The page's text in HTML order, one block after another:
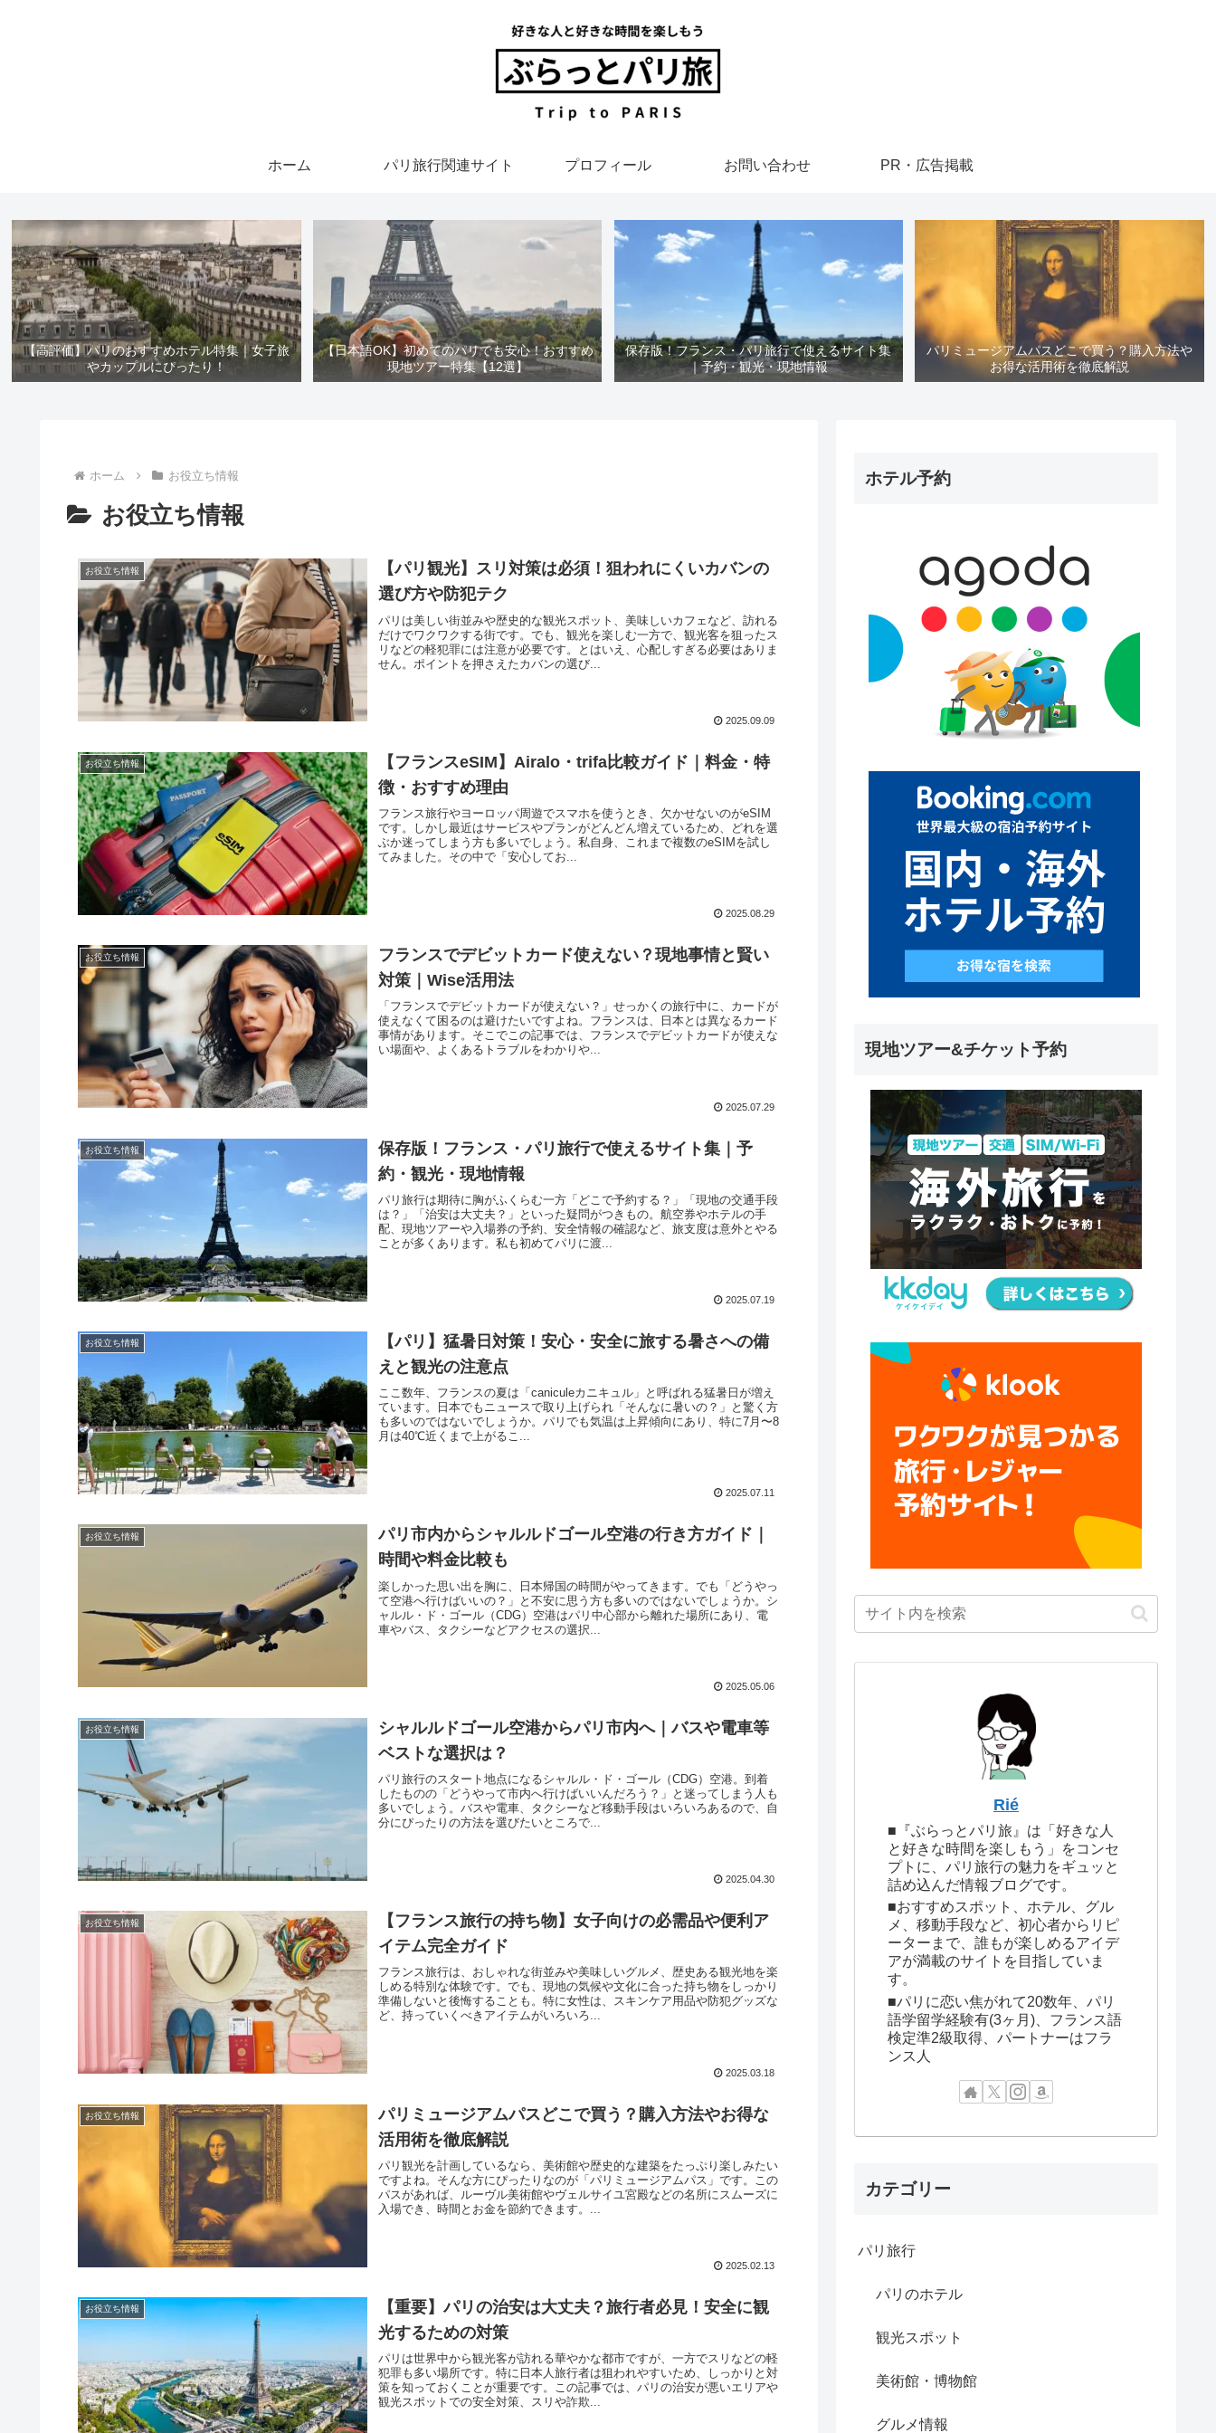
ホーム パリ旅行関連サイト プロフィール お問い合わせ PR・広告掲載
【高評価】パリのおすすめホテル特集｜女子旅
やカップルにぴったり！
【日本語OK】初めてのパリでも安心！おすすめ
現地ツアー特集【12選】
保存版！フランス・パリ旅行で使えるサイト集
｜予約・観光・現地情報
パリミュージアムパスどこで買う？購入方法や
お得な活用術を徹底解説
ホーム お役立ち情報
お役立ち情報
お役立ち情報
【パリ観光】スリ対策は必須！狙われにくいカバンの
選び方や防犯テク
パリは美しい街並みや歴史的な観光スポット、美味しいカフェなど、訪れる
だけでワクワクする街です。でも、観光を楽しむ一方で、観光客を狙ったス
リなどの軽犯罪には注意が必要です。とはいえ、心配しすぎる必要はありま
せん。ポイントを押さえたカバンの選び...
2025.09.09
お役立ち情報
【フランスeSIM】Airalo・trifa比較ガイド｜料金・特
徴・おすすめ理由
フランス旅行やヨーロッパ周遊でスマホを使うとき、欠かせないのがeSIM
です。しかし最近はサービスやプランがどんどん増えているため、どれを選
ぶか迷ってしまう方も多いでしょう。私自身、これまで複数のeSIMを試し
てみました。その中で「安心してお...
2025.08.29
お役立ち情報
フランスでデビットカード使えない？現地事情と賢い
対策｜Wise活用法
「フランスでデビットカードが使えない？」せっかくの旅行中に、カードが
使えなくて困るのは避けたいですよね。フランスは、日本とは異なるカード
事情があります。そこでこの記事では、フランスでデビットカードが使えな
い場面や、よくあるトラブルをわかりや...
2025.07.29
お役立ち情報
保存版！フランス・パリ旅行で使えるサイト集｜予
約・観光・現地情報
パリ旅行は期待に胸がふくらむ一方「どこで予約する？」「現地の交通手段
は？」「治安は大丈夫？」といった疑問がつきもの。航空券やホテルの手
配、現地ツアーや入場券の予約、安全情報の確認など、旅支度は意外とやる
ことが多くあります。私も初めてパリに渡...
2025.07.19
お役立ち情報
【パリ】猛暑日対策！安心・安全に旅する暑さへの備
えと観光の注意点
ここ数年、フランスの夏は「caniculeカニキュル」と呼ばれる猛暑日が増え
ています。日本でもニュースで取り上げられ「そんなに暑いの？」と驚く方
も多いのではないでしょうか。パリでも気温は上昇傾向にあり、特に7月〜8
月は40℃近くまで上がるこ...
2025.07.11
お役立ち情報
パリ市内からシャルルドゴール空港の行き方ガイド｜
時間や料金比較も
楽しかった思い出を胸に、日本帰国の時間がやってきます。でも「どうやっ
て空港へ行けばいいの？」と不安に思う方も多いのではないでしょうか。シ
ャルル・ド・ゴール（CDG）空港はパリ中心部から離れた場所にあり、電
車やバス、タクシーなどアクセスの選択...
2025.05.06
お役立ち情報
シャルルドゴール空港からパリ市内へ｜バスや電車等
ベストな選択は？
パリ旅行のスタート地点になるシャルル・ド・ゴール（CDG）空港。到着
したものの「どうやって市内へ行けばいいんだろう？」と迷ってしまう人も
多いでしょう。バスや電車、タクシーなど移動手段はいろいろあるので、自
分にぴったりの方法を選びたいところで...
2025.04.30
お役立ち情報
【フランス旅行の持ち物】女子向けの必需品や便利ア
イテム完全ガイド
フランス旅行は、おしゃれな街並みや美味しいグルメ、歴史ある観光地を楽
しめる特別な体験です。でも、現地の気候や文化に合った持ち物をしっかり
準備しないと後悔することも。特に女性は、スキンケア用品や防犯グッズな
ど、持っていくべきアイテムがいろいろ...
2025.03.18
お役立ち情報
パリミュージアムパスどこで買う？購入方法やお得な
活用術を徹底解説
パリ観光を計画しているなら、美術館や歴史的な建築をたっぷり楽しみたい
ですよね。そんな方にぴったりなのが「パリミュージアムパス」です。この
パスがあれば、ルーヴル美術館やヴェルサイユ宮殿などの名所にスムーズに
入場でき、時間とお金を節約できます。...
2025.02.13
お役立ち情報
【重要】パリの治安は大丈夫？旅行者必見！安全に観
光するための対策
パリは世界中から観光客が訪れる華やかな都市ですが、一方でスリなどの軽
犯罪も多い場所です。特に日本人旅行者は狙われやすいため、しっかりと対
策を知っておくことが重要です。この記事では、パリの治安が悪いエリアや
観光スポットでの安全対策、スリや詐欺...
ホテル予約
現地ツアー&チケット予約
Rié
■『ぶらっとパリ旅』は「好きな人
と好きな時間を楽しもう」をコンセ
プトに、パリ旅行の魅力をギュッと
詰め込んだ情報ブログです。
■おすすめスポット、ホテル、グル
メ、移動手段など、初心者からリピ
ーターまで、誰もが楽しめるアイデ
アが満載のサイトを目指していま
す。
■パリに恋い焦がれて20数年、パリ
語学留学経験有(3ヶ月)、フランス語
検定準2級取得、パートナーはフラ
ンス人
カテゴリー
パリ旅行
パリのホテル
観光スポット
美術館・博物館
グルメ情報